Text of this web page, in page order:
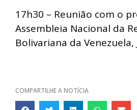
17h30 – Reunião com o
Assembleia Nacional da
Bolivariana da Venezuela,
COMPARTILHE A NOTÍCIA